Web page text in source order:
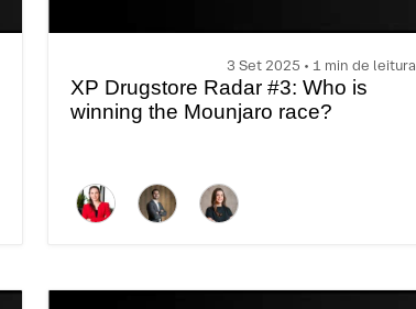
3 Set 2025 • 1 min de leitura
XP Drugstore Radar #3: Who is
winning the Mounjaro race?